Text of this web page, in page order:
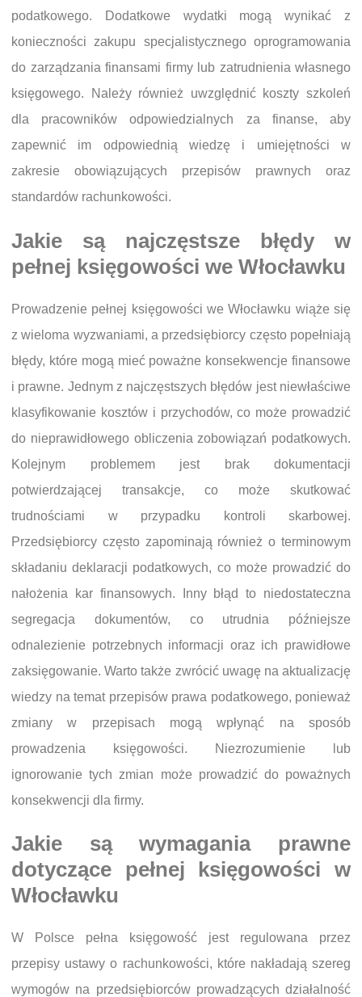
podatkowego. Dodatkowe wydatki mogą wynikać z
konieczności zakupu specjalistycznego oprogramowania
do zarządzania finansami firmy lub zatrudnienia własnego
księgowego. Należy również uwzględnić koszty szkoleń
dla pracowników odpowiedzialnych za finanse, aby
zapewnić im odpowiednią wiedzę i umiejętności w
zakresie obowiązujących przepisów prawnych oraz
standardów rachunkowości.
Jakie są najczęstsze błędy w
pełnej księgowości we Włocławku
Prowadzenie pełnej księgowości we Włocławku wiąże się
z wieloma wyzwaniami, a przedsiębiorcy często popełniają
błędy, które mogą mieć poważne konsekwencje finansowe
i prawne. Jednym z najczęstszych błędów jest niewłaściwe
klasyfikowanie kosztów i przychodów, co może prowadzić
do nieprawidłowego obliczenia zobowiązań podatkowych.
Kolejnym problemem jest brak dokumentacji
potwierdzającej transakcje, co może skutkować
trudnościami w przypadku kontroli skarbowej.
Przedsiębiorcy często zapominają również o terminowym
składaniu deklaracji podatkowych, co może prowadzić do
nałożenia kar finansowych. Inny błąd to niedostateczna
segregacja dokumentów, co utrudnia późniejsze
odnalezienie potrzebnych informacji oraz ich prawidłowe
zaksięgowanie. Warto także zwrócić uwagę na aktualizację
wiedzy na temat przepisów prawa podatkowego, ponieważ
zmiany w przepisach mogą wpłynąć na sposób
prowadzenia księgowości. Niezrozumienie lub
ignorowanie tych zmian może prowadzić do poważnych
konsekwencji dla firmy.
Jakie są wymagania prawne
dotyczące pełnej księgowości w
Włocławku
W Polsce pełna księgowość jest regulowana przez
przepisy ustawy o rachunkowości, które nakładają szereg
wymogów na przedsiębiorców prowadzących działalność